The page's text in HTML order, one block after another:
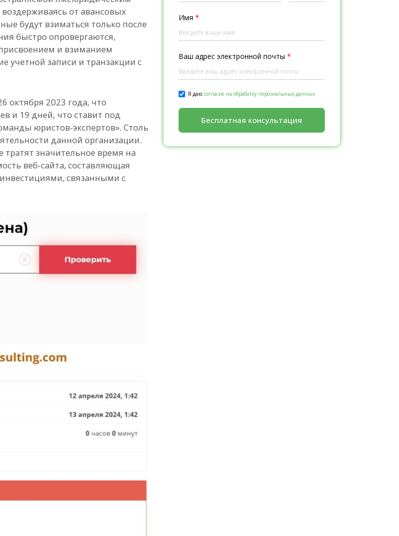
от авансовых
будут взиматься только после
быстро опровергаются,
и взиманием
учетной записи и транзакции с
октября 2023 года, что
и 19 дней, что ставит под
юристов-экспертов». Столь
данной организации.
значительное время на
веб-сайта, составляющая
связанными с
Имя *
Ваш адрес электронной почты *
Я даю согласие на обработку персональных данных.
Бесплатная консультация